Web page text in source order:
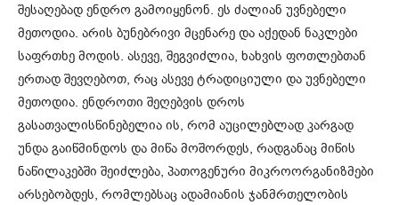
შესაღებად ენდრო გამოიყენონ. ეს ძალიან უვნებელი
მეთოდია. არის ბუნებრივი მცენარე და აქედან ნაკლები
საფრთხე მოდის. ასევე, შეგვიძლია, ხახვის ფოთლებთან
ერთად შევღებოთ, რაც ასევე ტრადიციული და უვნებელი
მეთოდია. ენდროთი შეღებვის დროს
გასათვალისწინებელია ის, რომ აუცილებლად კარგად
უნდა გაიწმინდოს და მიწა მოშორდეს, რადგანაც მიწის
ნაწილაკებში შეიძლება, პათოგენური მიკროორგანიზმები
არსებობდეს, რომლებსაც ადამიანის ჯანმრთელობის